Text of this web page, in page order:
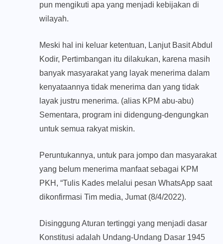
pun mengikuti apa yang menjadi kebijakan di
wilayah.
Meski hal ini keluar ketentuan, Lanjut Basit Abdul
Kodir, Pertimbangan itu dilakukan, karena masih
banyak masyarakat yang layak menerima dalam
kenyataannya tidak menerima dan yang tidak
layak justru menerima. (alias KPM abu-abu)
Sementara, program ini didengung-dengungkan
untuk semua rakyat miskin.
Peruntukannya, untuk para jompo dan masyarakat
yang belum menerima manfaat sebagai KPM
PKH, “Tulis Kades melalui pesan WhatsApp saat
dikonfirmasi Tim media, Jumat (8/4/2022).
Disinggung Aturan tertinggi yang menjadi dasar
Konstitusi adalah Undang-Undang Dasar 1945